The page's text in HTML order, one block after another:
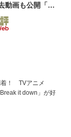
動画も公開「幸
」
着！ TVアニメ
it down」が好